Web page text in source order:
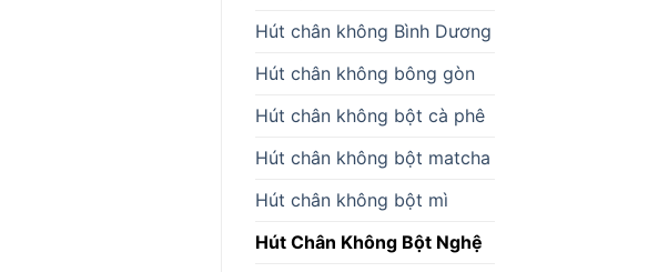
Hút chân không Bình Dương
Hút chân không bông gòn
Hút chân không bột cà phê
Hút chân không bột matcha
Hút chân không bột mì
Hút Chân Không Bột Nghệ